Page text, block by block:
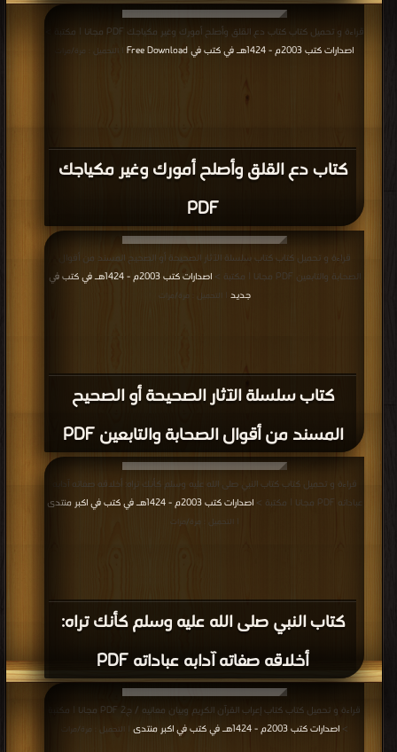
كتاب دع القلق وأصلح أمورك وغير مكياجك
PDF
قراءة و تحميل كتاب كتاب دع القلق وأصلح أمورك وغير مكياجك PDF مجانا | مكتبة >
اصدارات كتب 2003م - 1424هـ في كتب في Free Download
| التحميل : مرة/مرات
كتاب سلسلة الآثار الصحيحة أو الصحيح
المسند من أقوال الصحابة والتابعين PDF
قراءة و تحميل كتاب كتاب سلسلة الآثار الصحيحة أو الصحيح المسند من أقوال
الصحابة والتابعين PDF مجانا | مكتبة >
اصدارات كتب 2003م - 1424هـ في كتب في
جديد | التحميل : مرة/مرات
كتاب النبي صلى الله عليه وسلم كأنك تراه:
أخلاقه صفاته آدابه عباداته PDF
قراءة و تحميل كتاب كتاب النبي صلى الله عليه وسلم كأنك تراه: أخلاقه صفاته آدابه
عباداته PDF مجانا | مكتبة >
اصدارات كتب 2003م - 1424هـ في كتب في اكبر منتدى
| التحميل : مرة/مرات
قراءة و تحميل كتاب كتاب إعراب القرآن الكريم وبيان معانيه / ج2 PDF مجانا | مكتبة
>اصدارات كتب 2003م - 1424هـ في كتب في اكبر منتدى | التحميل : مرة/مرات